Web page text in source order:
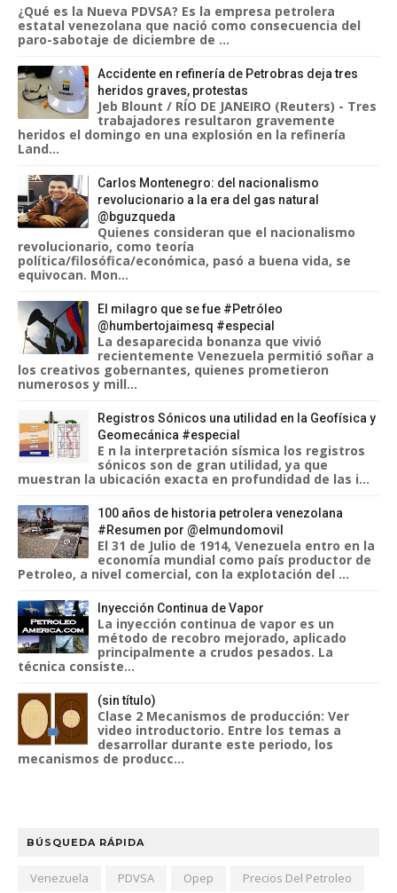
¿Qué es la Nueva PDVSA? Es la empresa petrolera
estatal venezolana que nació como consecuencia del
paro-sabotaje de diciembre de ...
Accidente en refinería de Petrobras deja tres
heridos graves, protestas
Jeb Blount / RÍO DE JANEIRO (Reuters) - Tres
trabajadores resultaron gravemente
heridos el domingo en una explosión en la refinería
Land...
Carlos Montenegro: del nacionalismo
revolucionario a la era del gas natural
@bguzqueda
Quienes consideran que el nacionalismo
revolucionario, como teoría
política/filosófica/económica, pasó a buena vida, se
equivocan. Mon...
El milagro que se fue #Petróleo
@humbertojaimesq #especial
La desaparecida bonanza que vivió
recientemente Venezuela permitió soñar a
los creativos gobernantes, quienes prometieron
numerosos y mill...
Registros Sónicos una utilidad en la Geofísica y
Geomecánica #especial
E n la interpretación sísmica los registros
sónicos son de gran utilidad, ya que
muestran la ubicación exacta en profundidad de las i...
100 años de historia petrolera venezolana
#Resumen por @elmundomovil
El 31 de Julio de 1914, Venezuela entro en la
economía mundial como país productor de
Petroleo, a nivel comercial, con la explotación del ...
Inyección Continua de Vapor
La inyección continua de vapor es un
método de recobro mejorado, aplicado
principalmente a crudos pesados. La
técnica consiste...
(sin título)
Clase 2 Mecanismos de producción: Ver
video introductorio. Entre los temas a
desarrollar durante este periodo, los
mecanismos de producc...
BÚSQUEDA RÁPIDA
Venezuela PDVSA Opep
Precios Del Petroleo